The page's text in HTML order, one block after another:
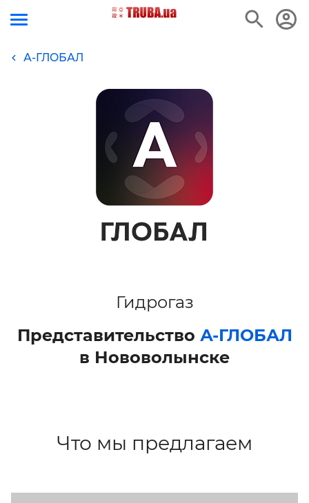
А-ГЛОБАЛ
Гидрогаз
Представительство А-ГЛОБАЛ
в Нововолынске
Что мы предлагаем